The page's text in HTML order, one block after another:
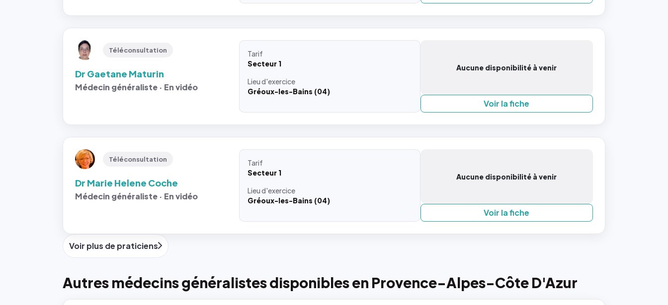
Téléconsultation
Dr Gaetane Maturin
Médecin généraliste · En vidéo
Tarif
Secteur 1
Lieud'exercice
Gréoux-les-Bains (04)
Aucune disponibilité à venir
Voir la fiche
Téléconsultation
Dr Marie Helene Coche
Médecin généraliste · En vidéo
Tarif
Secteur 1
Lieud'exercice
Gréoux-les-Bains (04)
Aucune disponibilité à venir
Voir la fiche
Voir plus de praticiens
Autres médecins généralistes disponibles en Provence-Alpes-Côte D'Azur